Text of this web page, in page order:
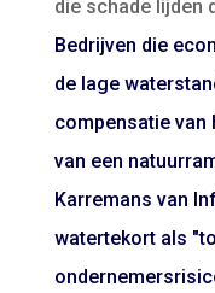
die schade lijden
Bedrijven die
de lage
compensatie van
van een
Karremans van
watertekort als